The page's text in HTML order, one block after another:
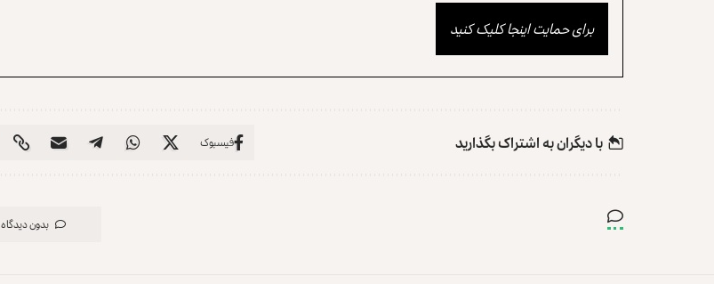
برای حمایت اینجا کلیک کنید
با دیگران به‌‌ اشتراک بگذارید فیسبوک
بدون دیدگاه